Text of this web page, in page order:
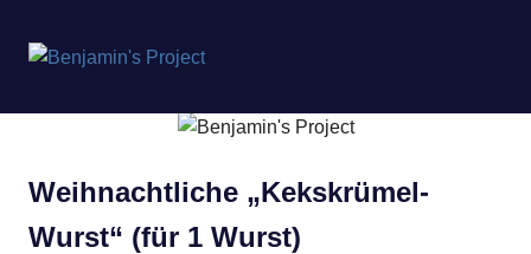
springen
Project
Weihnachtliche „Kekskrümel-
Wurst“ (für 1 Wurst)